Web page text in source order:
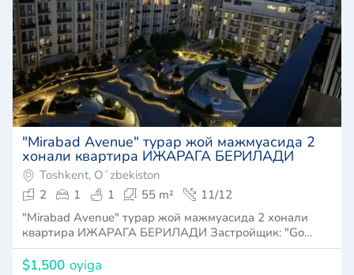
​"Mirabad Avenue" турар жой мажмуасида 2
хонали квартира ИЖАРАГА БЕРИЛАДИ
Toshkent, Oʻzbekiston
2
1 1 55 m²
11/12
​"Mirabad Avenue" турар жой мажмуасида 2 хонали
квартира ИЖАРАГА БЕРИЛАДИ Застройщик: "Go…
$1,500 oyiga